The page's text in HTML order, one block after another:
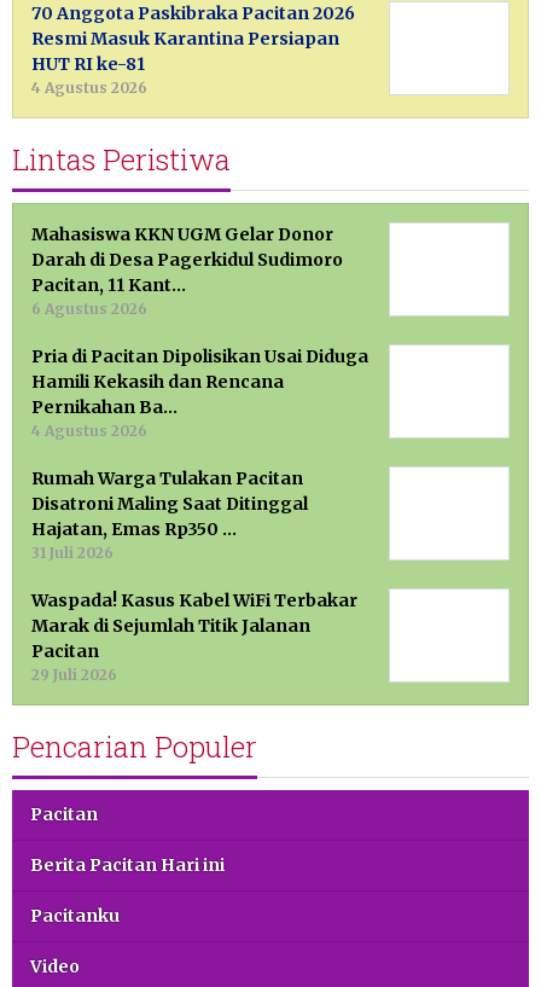
70 Anggota Paskibraka Pacitan 2026
Resmi Masuk Karantina Persiapan
HUT RI ke-81
4 Agustus 2026
Lintas Peristiwa
Mahasiswa KKN UGM Gelar Donor
Darah di Desa Pagerkidul Sudimoro
Pacitan, 11 Kant…
6 Agustus 2026
Pria di Pacitan Dipolisikan Usai Diduga
Hamili Kekasih dan Rencana
Pernikahan Ba…
4 Agustus 2026
Rumah Warga Tulakan Pacitan
Disatroni Maling Saat Ditinggal
Hajatan, Emas Rp350 …
31 Juli 2026
Waspada! Kasus Kabel WiFi Terbakar
Marak di Sejumlah Titik Jalanan
Pacitan
29 Juli 2026
Pencarian Populer
Pacitan
Berita Pacitan Hari ini
Pacitanku
Video